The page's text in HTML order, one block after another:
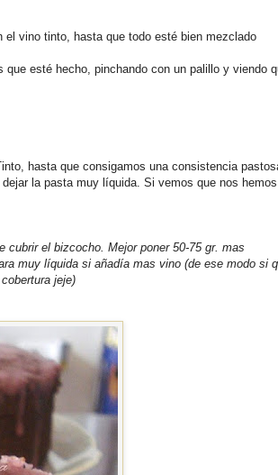
vino tinto, hasta que todo esté bien mezclado
esté hecho, pinchando con un palillo y viendo
hasta que consigamos una consistencia
la pasta muy líquida. Si vemos que nos hemos
cubrir el bizcocho. Mejor poner 50-75 gr. mas
muy líquida si añadía mas vino (de ese modo si
jeje)